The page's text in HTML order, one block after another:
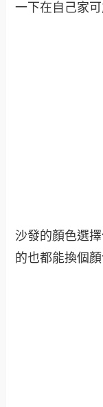
一下在自己家
沙發的顏色選
的也都能換個